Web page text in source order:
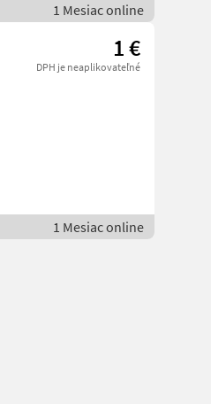
1 Mesiac online
1 €
DPH je neaplikovateľné
1 Mesiac online